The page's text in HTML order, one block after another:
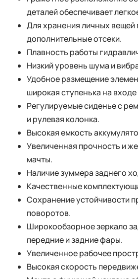
деталей обеспечивает
Для хранения личных
дополнительные отсеки.
Плавность работы
Низкий уровень шума и
Удобное размещение
широкая ступенька на входе
Регулируемые сиденье с
и рулевая колонка.
Высокая емкость
Увеличенная прочность и
мачты.
Наличие зуммера заднего
Качественные
Сохранение устойчивости
поворотов.
Широкообзорное зеркало
передние и задние фары.
Увеличенное рабочее
Высокая скорость